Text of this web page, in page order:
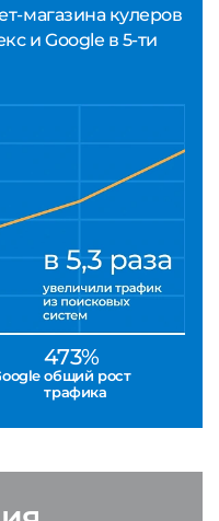
магазина кулеров
и Google в 5-ти
473%
общий рост
трафика